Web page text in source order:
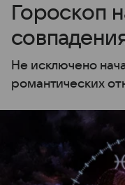
Гороскоп
Не исключено
романтических